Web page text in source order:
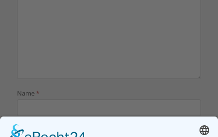
Name*
E-Mail-Adresse